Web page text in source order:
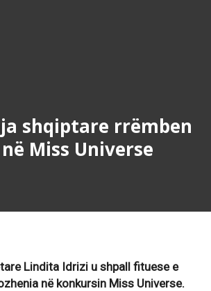
shqiptare rrëmben
Miss Universe
Lindita Idrizi u shpall fituese e
në konkursin Miss Universe.